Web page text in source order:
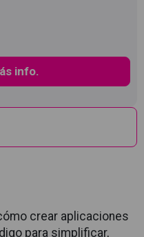
crear aplicaciones
para simplificar,
info.